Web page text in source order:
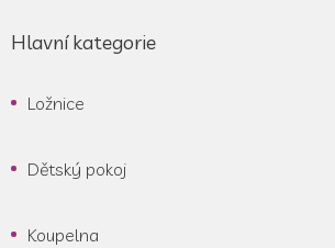
Hlavní kategorie
Ložnice
Dětský pokoj
Koupelna